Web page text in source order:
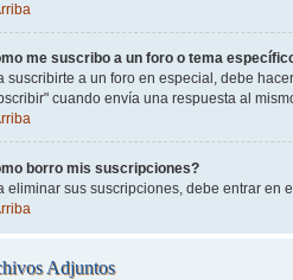
me suscribo a un foro o tema
suscribirte a un foro en especial, debe
cuando envía una respuesta al
borro mis suscripciones?
eliminar sus suscripciones, debe entrar en
Adjuntos